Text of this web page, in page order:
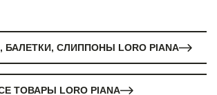
СЛИППОНЫ LORO PIANA
ТОВАРЫ LORO PIANA